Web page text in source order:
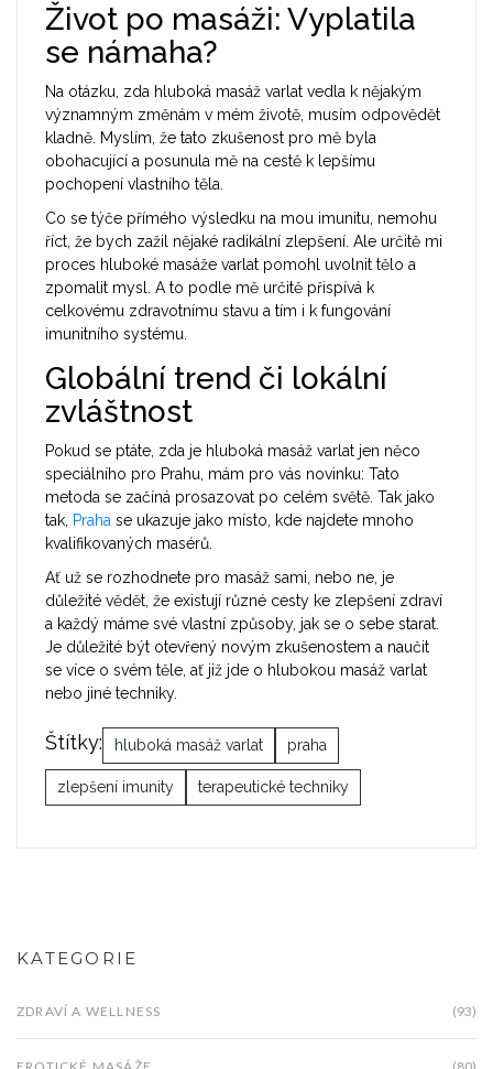
Život po masáži: Vyplatila
se námaha?
Na otázku, zda hluboká masáž varlat vedla k nějakým
významným změnám v mém životě, musím odpovědět
kladně. Myslím, že tato zkušenost pro mě byla
obohacující a posunula mě na cestě k lepšímu
pochopení vlastního těla.
Co se týče přímého výsledku na mou imunitu, nemohu
říct, že bych zažil nějaké radikální zlepšení. Ale určitě mi
proces hluboké masáže varlat pomohl uvolnit tělo a
zpomalit mysl. A to podle mě určitě přispívá k
celkovému zdravotnímu stavu a tím i k fungování
imunitního systému.
Globální trend či lokální
zvláštnost
Pokud se ptáte, zda je hluboká masáž varlat jen něco
speciálního pro Prahu, mám pro vás novinku: Tato
metoda se začíná prosazovat po celém světě. Tak jako
tak, Praha se ukazuje jako místo, kde najdete mnoho
kvalifikovaných masérů.
Ať už se rozhodnete pro masáž sami, nebo ne, je
důležité vědět, že existují různé cesty ke zlepšení zdraví
a každý máme své vlastní způsoby, jak se o sebe starat.
Je důležité být otevřený novým zkušenostem a naučit
se více o svém těle, ať již jde o hlubokou masáž varlat
nebo jiné techniky.
Štítky: hluboká masáž varlat praha
zlepšení imunity terapeutické techniky
KATEGORIE
ZDRAVÍ A WELLNESS (93)